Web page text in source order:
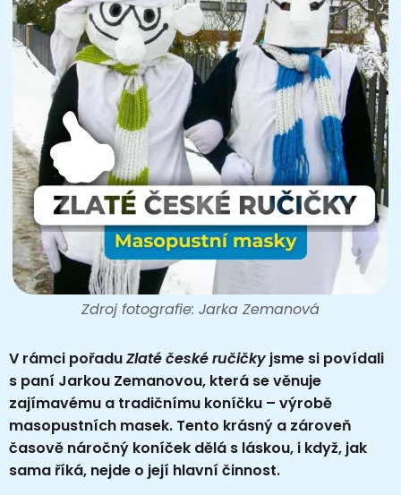
Zdroj fotografie: Jarka Zemanová
V rámci pořaduZlaté české ručičky jsme si povídali
s paní Jarkou Zemanovou, která se věnuje
zajímavému a tradičnímu koníčku – výrobě
masopustních masek. Tento krásný a zároveň
časově náročný koníček dělá s láskou, i když, jak
sama říká, nejde o její hlavní činnost.